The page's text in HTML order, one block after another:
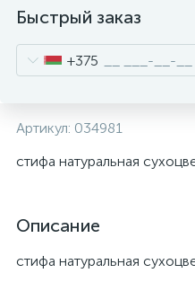
Быстрый заказ
+375
Артикул: 034981
стифа натуральная
Описание
стифа натуральная